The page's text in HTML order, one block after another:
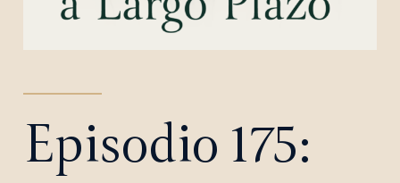
Episodio 175: